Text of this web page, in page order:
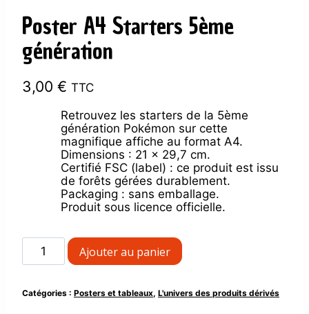
Poster A4 Starters 5ème
génération
3,00 € TTC
Retrouvez les starters de la 5ème
génération Pokémon sur cette
magnifique affiche au format A4.
Dimensions : 21 x 29,7 cm.
Certifié FSC (label) : ce produit est issu
de forêts gérées durablement.
Packaging : sans emballage.
Produit sous licence officielle.
quantité
Poster
Starters
Ajouter au panier
Catégories : Posters et tableaux, L'univers des produits dérivés